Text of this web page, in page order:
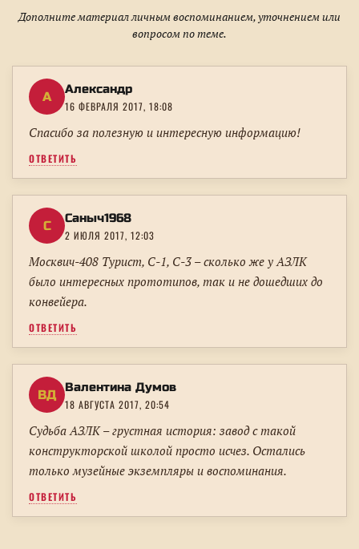
Дополните материал личным воспоминанием, уточнением или
вопросом по теме.
А Александр
16 ФЕВРАЛЯ 2017, 18:08
Спасибо за полезную и интересную информацию!
ОТВЕТИТЬ
С Саныч1968
2 ИЮЛЯ 2017, 12:03
Москвич-408 Турист, С-1, С-3 – сколько же у АЗЛК
было интересных прототипов, так и не дошедших до
конвейера.
ОТВЕТИТЬ
ВД Валентина Думов
18 АВГУСТА 2017, 20:54
Судьба АЗЛК – грустная история: завод с такой
конструкторской школой просто исчез. Остались
только музейные экземпляры и воспоминания.
ОТВЕТИТЬ